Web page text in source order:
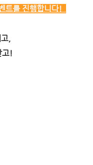
트를 진행합니다!
,
고!